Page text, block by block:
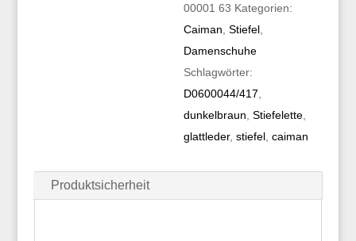
00001 63 Kategorien:
Caiman ,Stiefel
Damenschuhe
Schlagwörter:
D0600044/417
dunkelbraun ,Stiefelette
glattleder,stiefel ,caiman
Produktsicherheit